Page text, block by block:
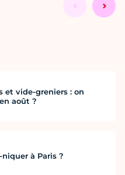
et vide-greniers : on
août ?
à Paris ?